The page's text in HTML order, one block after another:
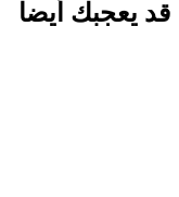
قد يعجبك أيضا